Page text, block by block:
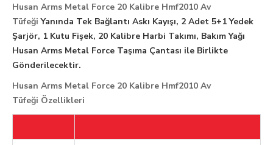
Husan Arms Metal Force 20 Kalibre Hmf2010 Av
Tüfeği Yanında Tek Bağlantı Askı Kayışı, 2 Adet 5+1 Yedek
Şarjör, 1 Kutu Fişek, 20 Kalibre Harbi Takımı, Bakım Yağı
Husan Arms Metal Force Taşıma Çantası ile Birlikte
Gönderilecektir.
Husan Arms Metal Force 20 Kalibre Hmf2010 Av
Tüfeği Özellikleri